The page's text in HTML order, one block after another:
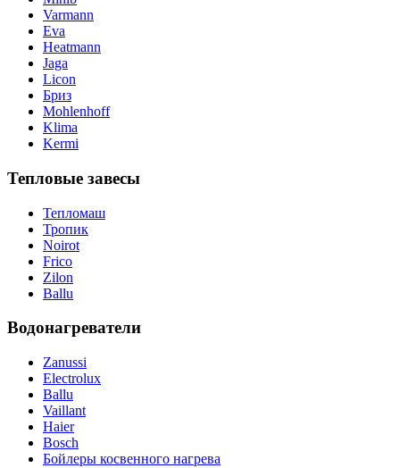
Varmann
Eva
Heatmann
Jaga
Licon
Бриз
Mohlenhoff
Klima
Kermi
Тепловые завесы
Тепломаш
Тропик
Noirot
Frico
Zilon
Ballu
Водонагреватели
Zanussi
Electrolux
Ballu
Vaillant
Haier
Bosch
Бойлеры косвенного нагрева